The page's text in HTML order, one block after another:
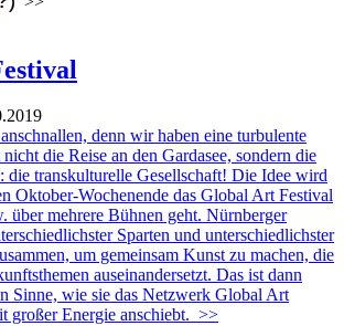
denn wir haben eine turbulente
die Reise an den Gardasee, sondern die
die transkulturelle Gesellschaft! Die Idee wird
Oktober-Wochenende das Global Art Festival
über mehrere Bühnen geht. Nürnberger
Sparten und unterschiedlichster
um gemeinsam Kunst zu machen, die
auseinandersetzt. Das ist dann
Sinne, wie sie das Netzwerk Global Art
großer Energie anschiebt. >>